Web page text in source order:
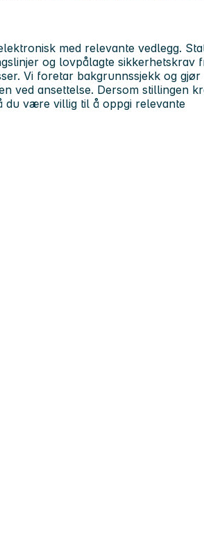
med relevante vedlegg.
og lovpålagte sikkerhetskrav
Vi foretar bakgrunnssjekk og gjør
ved ansettelse. Dersom stillingen
du være villig til å oppgi relevante